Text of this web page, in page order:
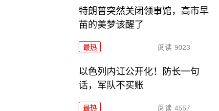
特朗普突然关闭领事馆，高市早
苗的美梦该醒了
最热 阅读 9023
以色列内讧公开化！防长一句
话，军队不买账
最热 阅读 4557